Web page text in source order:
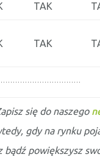
TAK
TAK
się do naszego
gdy na rynku
bądź powiększysz